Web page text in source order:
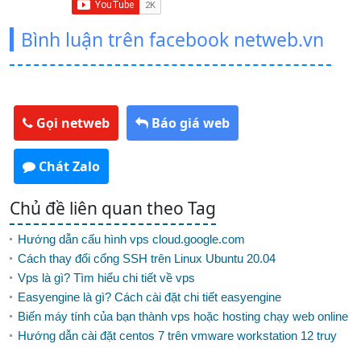
Bình luận trên facebook netweb.vn
Gọi netweb Báo giá web
Chát Zalo
Chủ đề liên quan theo Tag
Hướng dẫn cấu hình vps cloud.google.com
Cách thay đổi cổng SSH trên Linux Ubuntu 20.04
Vps là gì? Tìm hiểu chi tiết về vps
Easyengine là gì? Cách cài đặt chi tiết easyengine
Biến máy tính của bạn thành vps hoặc hosting chạy web online
Hướng dẫn cài đặt centos 7 trên vmware workstation 12 truy